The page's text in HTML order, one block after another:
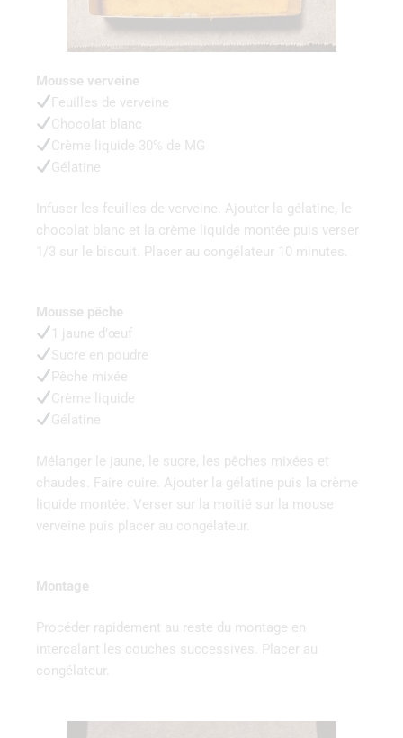
Mousse verveine
Feuilles de verveine
Chocolat blanc
Crème liquide 30% de MG
Gélatine
Infuser les feuilles de verveine. Ajouter la gélatine, le
chocolat blanc et la crème liquide montée puis verser
1/3 sur le biscuit. Placer au congélateur 10 minutes.
Mousse pêche
1 jaune d’œuf
Sucre en poudre
Pêche mixée
Crème liquide
Gélatine
Mélanger le jaune, le sucre, les pêches mixées et
chaudes. Faire cuire. Ajouter la gélatine puis la crème
liquide montée. Verser sur la moitié sur la mouse
verveine puis placer au congélateur.
Montage
Procéder rapidement au reste du montage en
intercalant les couches successives. Placer au
congélateur.